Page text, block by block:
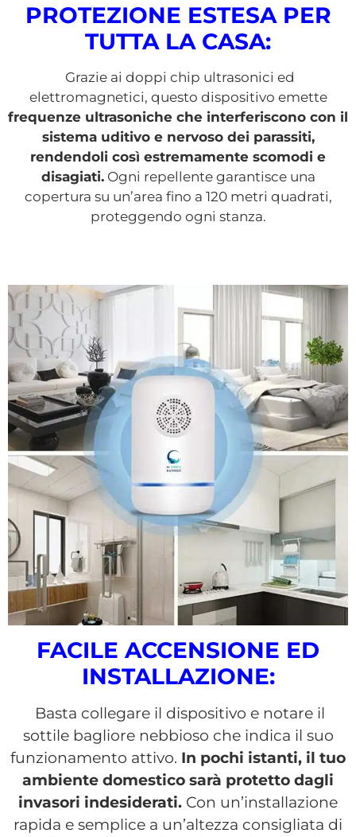
PROTEZIONE ESTESA PER
TUTTA LA CASA:
Grazie ai doppi chip ultrasonici ed
elettromagnetici, questo dispositivo emette
frequenze ultrasoniche che interferiscono con il
sistema uditivo e nervoso dei parassiti,
rendendoli così estremamente scomodi e
disagiati.Ogni repellente garantisce una
copertura su un’area fino a 120 metri quadrati,
proteggendo ogni stanza.
FACILE ACCENSIONE ED
INSTALLAZIONE:
Basta collegare il dispositivo e notare il
sottile bagliore nebbioso che indica il suo
funzionamento attivo. In pochi istanti, il tuo
ambiente domestico sarà protetto dagli
invasori indesiderati. Con un’installazione
rapida e semplice a un’altezza consigliata di